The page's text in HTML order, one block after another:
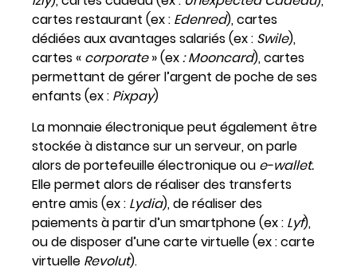
cartes restaurant (ex : Edenred), cartes
dédiées aux avantages salariés (ex : Swile),
cartes « corporate» (ex: Mooncard), cartes
permettant de gérer l’argent de poche de ses
enfants (ex : Pixpay)
La monnaie électronique peut également être
stockée à distance sur un serveur, on parle
alors de portefeuille électronique ou e-wallet.
Elle permet alors de réaliser des transferts
entre amis (ex : Lydia), de réaliser des
paiements à partir d’un smartphone (ex : Lyf),
ou de disposer d’une carte virtuelle (ex : carte
virtuelle Revolut).